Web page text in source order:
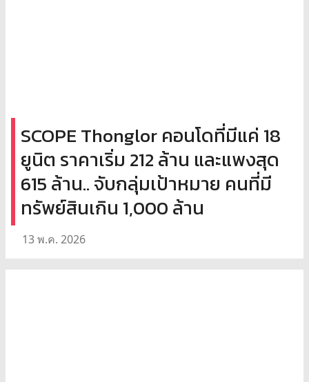
SCOPE Thonglor คอนโดที่มีแค่ 18
ยูนิต ราคาเริ่ม 212 ล้าน และแพงสุด
615 ล้าน.. จับกลุ่มเป้าหมาย คนที่มี
ทรัพย์สินเกิน 1,000 ล้าน
13 พ.ค. 2026